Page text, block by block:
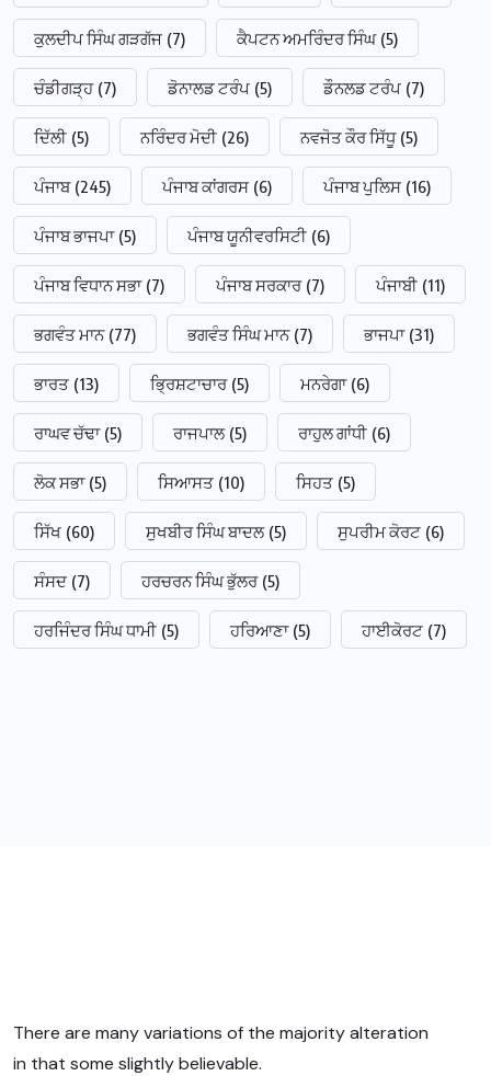
ਕੁਲਦੀਪ ਸਿੰਘ ਗੜਗੱਜ (7) ਕੈਪਟਨ ਅਮਰਿੰਦਰ ਸਿੰਘ (5)
ਚੰਡੀਗੜ੍ਹ (7) ਡੋਨਾਲਡ ਟਰੰਪ (5) ਡੌਨਲਡ ਟਰੰਪ (7)
ਦਿੱਲੀ (5) ਨਰਿੰਦਰ ਮੋਦੀ (26) ਨਵਜੋਤ ਕੌਰ ਸਿੱਧੂ (5)
ਪੰਜਾਬ (245) ਪੰਜਾਬ ਕਾਂਗਰਸ (6) ਪੰਜਾਬ ਪੁਲਿਸ (16)
ਪੰਜਾਬ ਭਾਜਪਾ (5) ਪੰਜਾਬ ਯੂਨੀਵਰਸਿਟੀ (6)
ਪੰਜਾਬ ਵਿਧਾਨ ਸਭਾ (7) ਪੰਜਾਬ ਸਰਕਾਰ (7) ਪੰਜਾਬੀ (11)
ਭਗਵੰਤ ਮਾਨ (77) ਭਗਵੰਤ ਸਿੰਘ ਮਾਨ (7) ਭਾਜਪਾ (31)
ਭਾਰਤ (13) ਭ੍ਰਿਸ਼ਟਾਚਾਰ (5) ਮਨਰੇਗਾ (6)
ਰਾਘਵ ਚੱਢਾ (5) ਰਾਜਪਾਲ (5) ਰਾਹੁਲ ਗਾਂਧੀ (6)
ਲੋਕ ਸਭਾ (5) ਸਿਆਸਤ (10) ਸਿਹਤ (5)
ਸਿੱਖ (60) ਸੁਖਬੀਰ ਸਿੰਘ ਬਾਦਲ (5) ਸੁਪਰੀਮ ਕੋਰਟ (6)
ਸੰਸਦ (7) ਹਰਚਰਨ ਸਿੰਘ ਭੁੱਲਰ (5)
ਹਰਜਿੰਦਰ ਸਿੰਘ ਧਾਮੀ (5) ਹਰਿਆਣਾ (5) ਹਾਈਕੋਰਟ (7)
There are many variations of the majority alteration
in that some slightly believable.